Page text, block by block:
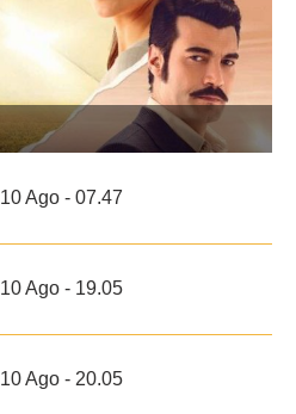
10 Ago - 07.47
10 Ago - 19.05
10 Ago - 20.05